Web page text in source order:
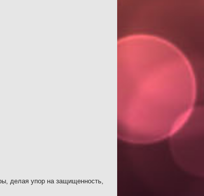
делая упор на защищенность,